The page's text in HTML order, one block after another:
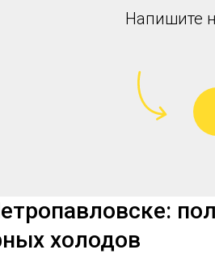
Напишите
холодов